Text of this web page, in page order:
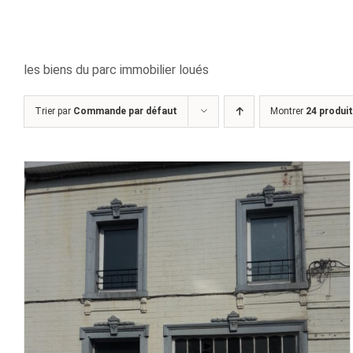
les biens du parc immobilier loués
Trier par Commande par défaut Montrer 24